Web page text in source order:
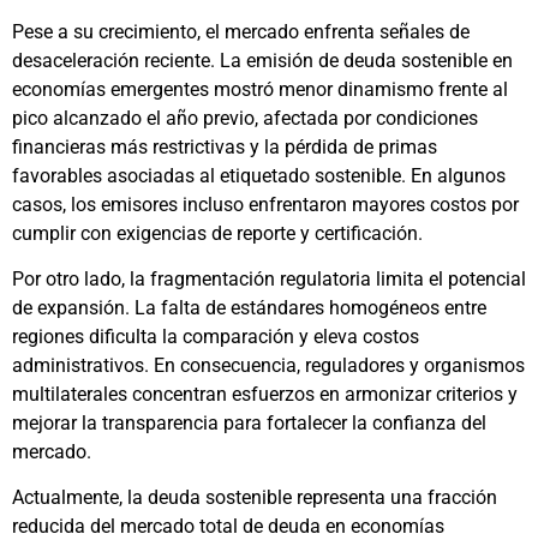
Pese a su crecimiento, el mercado enfrenta señales de
desaceleración reciente. La emisión de deuda sostenible en
economías emergentes mostró menor dinamismo frente al
pico alcanzado el año previo, afectada por condiciones
financieras más restrictivas y la pérdida de primas
favorables asociadas al etiquetado sostenible. En algunos
casos, los emisores incluso enfrentaron mayores costos por
cumplir con exigencias de reporte y certificación.
Por otro lado, la fragmentación regulatoria limita el potencial
de expansión. La falta de estándares homogéneos entre
regiones dificulta la comparación y eleva costos
administrativos. En consecuencia, reguladores y organismos
multilaterales concentran esfuerzos en armonizar criterios y
mejorar la transparencia para fortalecer la confianza del
mercado.
Actualmente, la deuda sostenible representa una fracción
reducida del mercado total de deuda en economías